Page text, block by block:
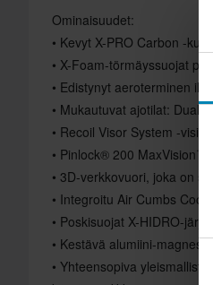
Ominaisuudet:
• Kevyt X-PRO Carbon -
• X-Foam-törmäyssuojat
• Edistynyt aeroterminen
• Mukautuvat ajotilat: Dual
• Recoil Visor System -
• Pinlock® 200 MaxVision™
• 3D-verkkovuori, joka on
• Integroitu Air Cumbs
• Poskisuojat X-HIDRO-
• Kestävä alumiini-
• Yhteensopiva